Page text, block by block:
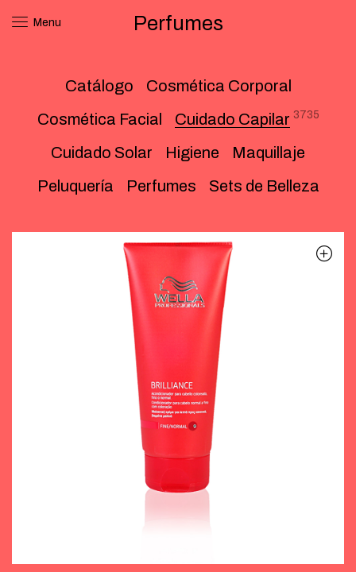
Menu Perfumes
Catálogo
Cosmética Corporal
Cosmética Facial
Cuidado Capilar 3735
Cuidado Solar Higiene
Maquillaje
Peluquería
Perfumes Sets de Belleza